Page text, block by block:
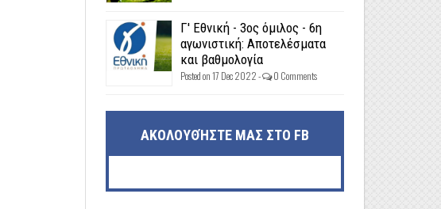
Γ' Εθνική - 3ος όμιλος - 6η
αγωνιστική: Αποτελέσματα
και βαθμολογία
Posted on 17 Dec 2022 - 0 Comments
ΑΚΟΛΟΥΘΉΣΤΕ ΜΑΣ ΣΤΟ FB